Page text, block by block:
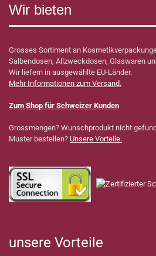
Wir bieten
Grosses Sortiment an
Salbendosen, Allzweckdosen, Glaswaren
Wir liefern in ausgewählte EU-Länder.
Mehr Informationen zum Versand.
Zum Shop für Schweizer Kunden
Grossmengen? Wunschprodukt nicht
Muster bestellen? Unsere Vorteile.
unsere Vorteile